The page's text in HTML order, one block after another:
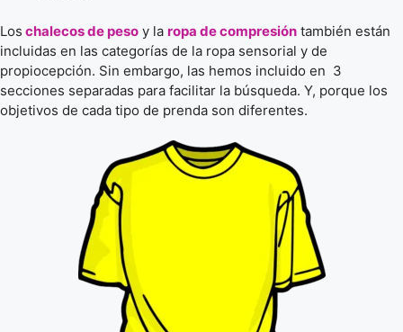
Los chalecos de peso y la ropa de compresión también están
incluidas en las categorías de la ropa sensorial y de
propiocepción. Sin embargo, las hemos incluido en 3
secciones separadas para facilitar la búsqueda. Y, porque los
objetivos de cada tipo de prenda son diferentes.